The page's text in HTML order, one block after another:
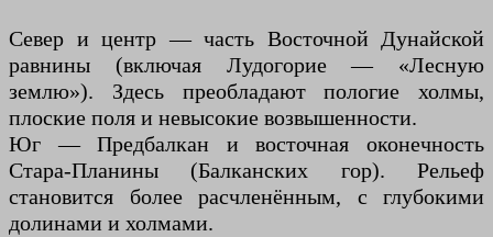
Север и центр — часть Восточной Дунайской
равнины (включая Лудогорие — «Лесную
землю»). Здесь преобладают пологие холмы,
плоские поля и невысокие возвышенности.
Юг — Предбалкан и восточная оконечность
Стара-Планины (Балканских гор). Рельеф
становится более расчленённым, с глубокими
долинами и холмами.